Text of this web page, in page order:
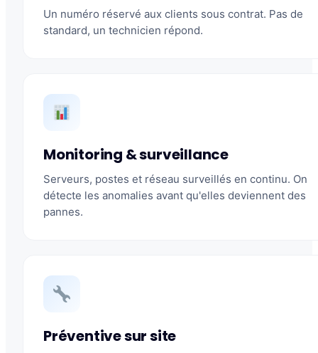
Un numéro réservé aux clients sous contrat. Pas de
standard, un technicien répond.
Monitoring & surveillance
Serveurs, postes et réseau surveillés en continu. On
détecte les anomalies avant qu'elles deviennent des
pannes.
Préventive sur site